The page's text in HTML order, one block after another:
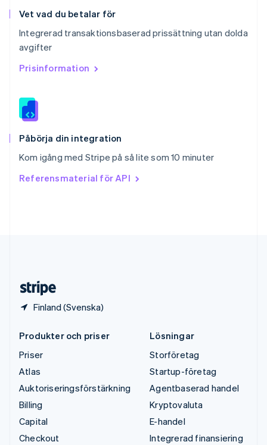
Vet vad du betalar för
Integrerad transaktionsbaserad prissättning utan dolda
avgifter
Prisinformation
Påbörja din integration
Kom igång med Stripe på så lite som 10 minuter
Referensmaterial för API
Finland (Svenska)
English简体中文
English
Slovenien
English Italiano
Storbritannien
Sverige
SvenskaEnglish
ไทยEnglish
English
Produkter och priser
Priser
Atlas
Auktoriseringsförstärkning
Billing
Capital
Checkout
Lösningar
Storföretag
Startup-företag
Agentbaserad handel
Kryptovaluta
E-handel
Integrerad finansiering